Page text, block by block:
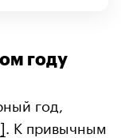
году
год,
. К привычным